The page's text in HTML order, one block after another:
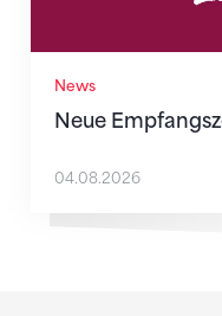
News
Neue
04.08.2026